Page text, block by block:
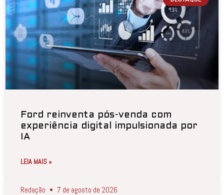
Ford reinventa pós-venda com
experiência digital impulsionada por
IA
LEIA MAIS »
Redação 7 de agosto de 2026